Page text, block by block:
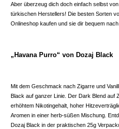
Aber überzeug dich doch einfach selbst
türkischen Herstellers! Die besten Sorten
Onlineshop kaufen und sie dir bequem
„Havana Purro“ von Dozaj Black
Mit dem Geschmack nach Zigarre und
Black auf ganzer Linie. Der Dark Blend auf
erhöhtem Nikotingehalt, hoher
Aromen in einer herb-süßen Mischung.
Dozaj Black in der praktischen 25g